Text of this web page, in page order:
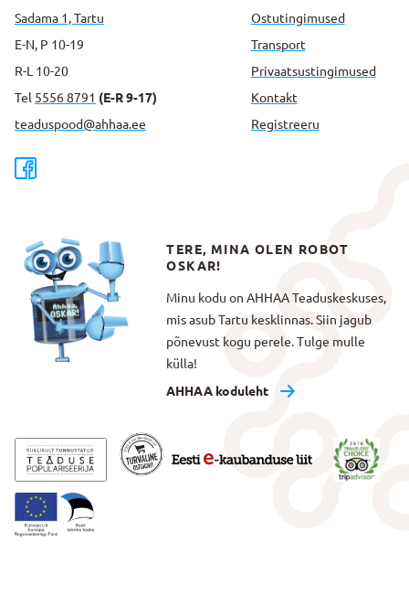
Sadama 1, Tartu
E-N, P 10-19
R-L 10-20
Tel 5556 8791 (E-R 9-17)
teaduspood@ahhaa.ee
Ostutingimused
Transport
Privaatsus­tingimused
Kontakt
Registreeru
TERE, MINA OLEN ROBOT
OSKAR!
Minu kodu on AHHAA Teaduskeskuses,
mis asub Tartu kesklinnas. Siin jagub
põnevust kogu perele. Tulge mulle
külla!
AHHAA koduleht